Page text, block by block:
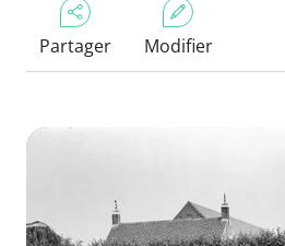
Partager Modifier